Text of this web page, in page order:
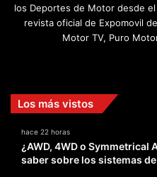
los Deportes de Motor desde
revista oficial de Expomovil
Motor TV, Puro
Los más vistos
hace 22 horas
¿AWD, 4WD o Symmetrical
saber sobre los sistemas